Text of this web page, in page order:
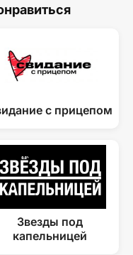
с прицепом
Звезды под
капельницей